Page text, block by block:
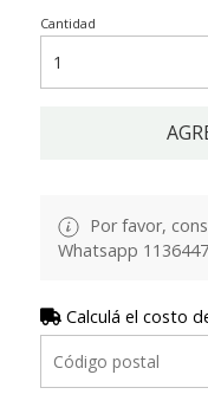
Cantidad
Por favor,
Whatsapp
Calculá el costo